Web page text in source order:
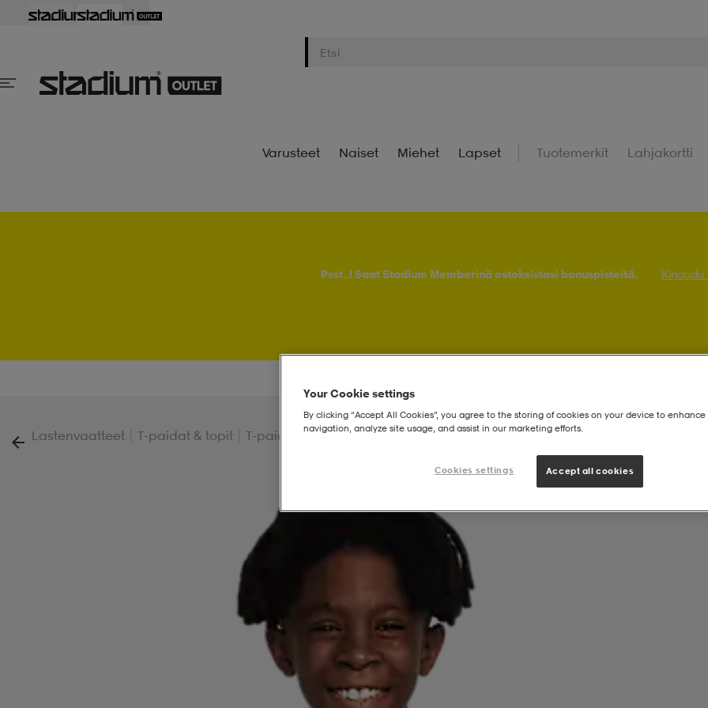
Varusteet Naiset Miehet Lapset Tuotemerkit Lahjakortti
Psst..! Saat Stadium Memberinä ostoksistasi bonuspisteitä. Kirjaudu
Lastenvaatteet T-paidat & topit T-paidat | Nike Big Kids' Short-Sleeve T-Shirt
Your Cookie settings
By clicking “Accept All Cookies”, you agree to the storing of cookies on your device to enhance
navigation, analyze site usage, and assist in our marketing efforts.
Cookies settings Accept all cookies